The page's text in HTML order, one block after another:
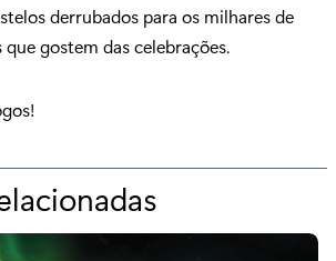
derrubados para os milhares de
que gostem das celebrações.
a